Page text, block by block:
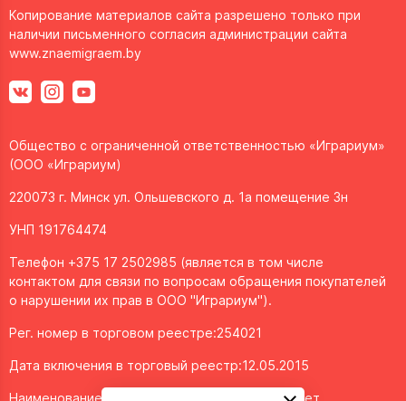
Копирование материалов сайта разрешено только при
наличии письменного согласия администрации сайта
www.znaemigraem.by
Общество с ограниченной ответственностью «Играриум»
(ООО «Играриум)
220073 г. Минск ул. Ольшевского д. 1а помещение 3н
УНП 191764474
Телефон +375 17 2502985 (является в том числе
контактом для связи по вопросам обращения покупателей
о нарушении их прав в ООО "Играриум").
Рег. номер в торговом реестре:254021
Дата включения в торговый реестр:12.05.2015
Наименование объекта/доменное имя интернет